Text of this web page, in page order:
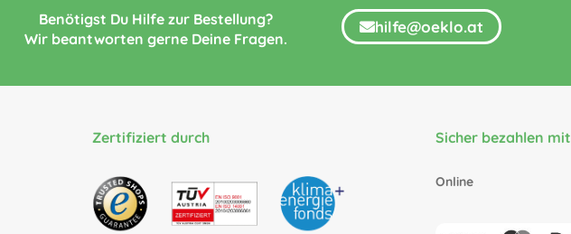
Benötigst Du Hilfe zur Bestellung?
Wir beantworten gerne Deine Fragen.
hilfe@oeklo.at
Zertifiziert durch Sicher bezahlen mit
Online